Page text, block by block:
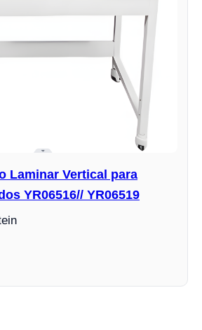
Laminar Vertical para
YR06516// YR06519